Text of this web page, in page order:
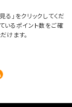
る」をクリックしてくだ
いるポイント数をご確
けます。